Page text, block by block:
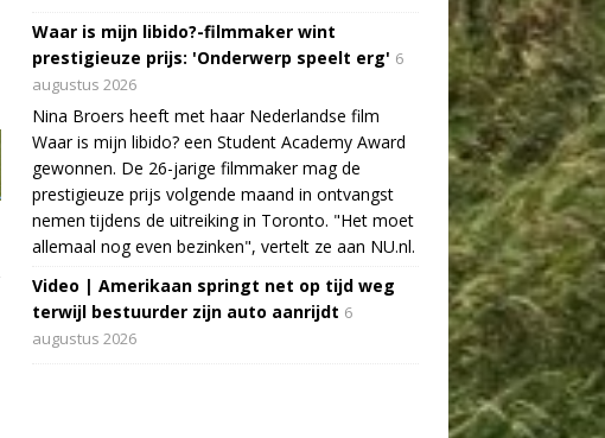
Waar is mijn libido?-filmmaker wint
prestigieuze prijs: 'Onderwerp speelt erg' 6
augustus 2026
Nina Broers heeft met haar Nederlandse film
Waar is mijn libido? een Student Academy Award
gewonnen. De 26-jarige filmmaker mag de
prestigieuze prijs volgende maand in ontvangst
nemen tijdens de uitreiking in Toronto. "Het moet
allemaal nog even bezinken", vertelt ze aan NU.nl.
Video | Amerikaan springt net op tijd weg
terwijl bestuurder zijn auto aanrijdt 6
augustus 2026